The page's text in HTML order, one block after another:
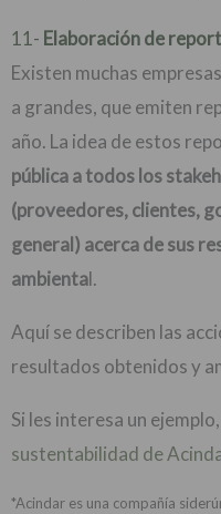
11- Elaboración de
Existen muchas
a grandes, que emiten
año. La idea de estos
pública a todos los
(proveedores, clientes,
general) acerca de sus
ambiental.
Aquí se describen las
resultados obtenidos y
Si les interesa un
sustentabilidad de
*Acindar es una compañía